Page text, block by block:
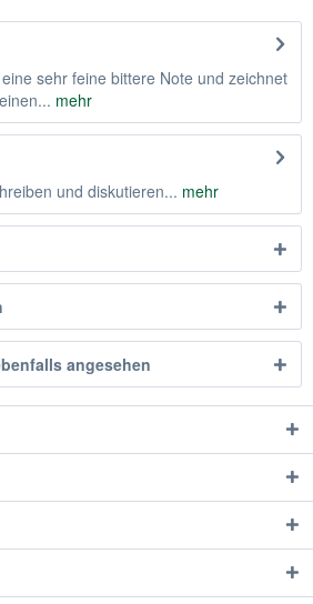
sehr feine bittere Note und zeichnet
mehr
und diskutieren... mehr
angesehen